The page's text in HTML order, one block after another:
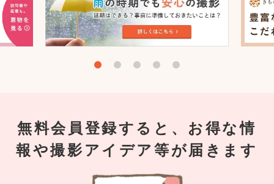
無料会員登録すると、お得な情
報や撮影アイデア等が届きます